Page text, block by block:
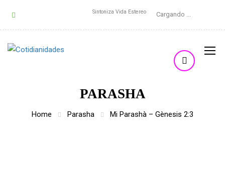
Sintoniza Vida Estereo Cargando ...
PARASHA
Home Parasha Mi Parashà – Gènesis 2:3